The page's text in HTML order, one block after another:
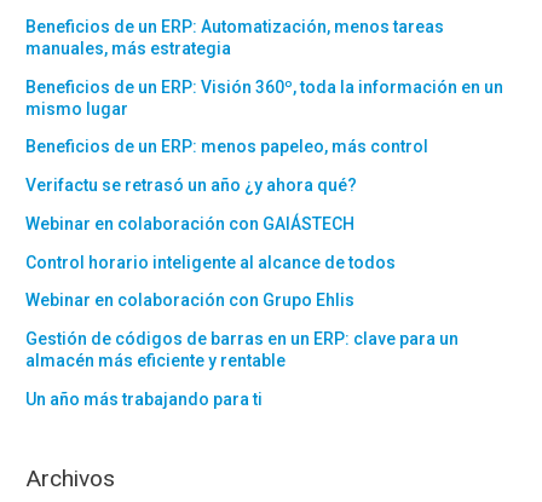
Beneficios de un ERP: Automatización, menos tareas
manuales, más estrategia
Beneficios de un ERP: Visión 360º, toda la información en un
mismo lugar
Beneficios de un ERP: menos papeleo, más control
Verifactu se retrasó un año ¿y ahora qué?
Webinar en colaboración con GAIÁSTECH
Control horario inteligente al alcance de todos
Webinar en colaboración con Grupo Ehlis
Gestión de códigos de barras en un ERP: clave para un
almacén más eficiente y rentable
Un año más trabajando para ti
Archivos